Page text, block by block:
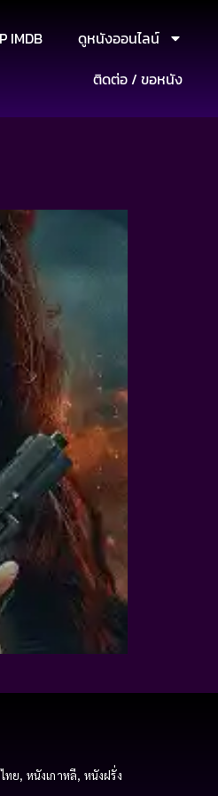
IMDB
ดูหนังออนไลน์
ติดต่อ / ขอหนัง
ย, หนังเกาหลี, หนังฝรั่ง